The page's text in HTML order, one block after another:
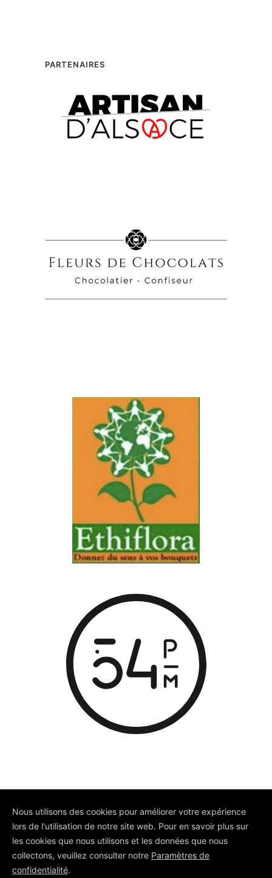
PARTENAIRES
© Depuis 2006KAREDESS- Création
de sites internet à Mulhouse
Nous utilisons des cookies pour améliorer votre expérience
lors de l'utilisation de notre site web. Pour en savoir plus sur
les cookies que nous utilisons et les données que nous
collectons, veuillez consulter notre Paramètres de
confidentialité.